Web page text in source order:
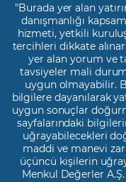
"Burada yer alan
danışmanlığı
hizmeti, yetkili
tercihleri dikkate
yer alan yorum ve
tavsiyeler mali
uygun olmayabilir.
bilgilere dayanılarak
uygun sonuçlar
sayfalarındaki
uğrayabilecekleri
maddi ve manevi
üçüncü kişilerin
Menkul Değerler